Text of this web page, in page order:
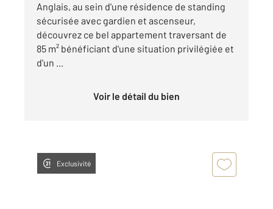
Anglais, au sein d'une résidence de standing
sécurisée avec gardien et ascenseur,
découvrez ce bel appartement traversant de
85 m² bénéficiant d'une situation privilégiée et
d'un ...
Voir le détail du bien
Exclusivité